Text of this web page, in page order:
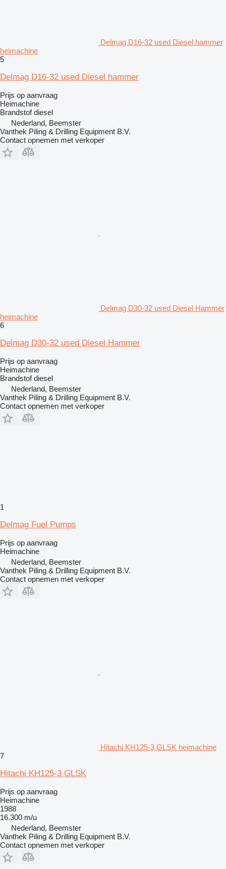
Delmag D16-32 used Diesel hammer
heimachine
5
Delmag D16-32 used Diesel hammer
Prijs op aanvraag
Heimachine
Brandstof diesel
Nederland, Beemster
Vanthek Piling & Drilling Equipment B.V.
Contact opnemen met verkoper
Delmag D30-32 used Diesel Hammer
heimachine
6
Delmag D30-32 used Diesel Hammer
Prijs op aanvraag
Heimachine
Brandstof diesel
Nederland, Beemster
Vanthek Piling & Drilling Equipment B.V.
Contact opnemen met verkoper
1
Delmag Fuel Pumps
Prijs op aanvraag
Heimachine
Nederland, Beemster
Vanthek Piling & Drilling Equipment B.V.
Contact opnemen met verkoper
Hitachi KH125-3 GLSK heimachine
7
Hitachi KH125-3 GLSK
Prijs op aanvraag
Heimachine
1988
16.300 m/u
Nederland, Beemster
Vanthek Piling & Drilling Equipment B.V.
Contact opnemen met verkoper